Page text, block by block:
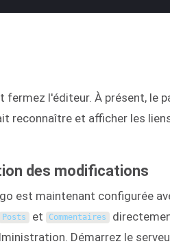
fermez l'éditeur. À présent, le
reconnaître et afficher les
des modifications
est maintenant configurée
Posts et Commentaires
Démarrez le